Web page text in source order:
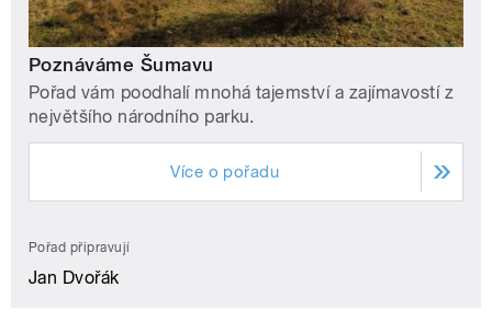
Poznáváme Šumavu
Pořad vám poodhalí mnohá tajemství a zajímavostí z
největšího národního parku.
Více o pořadu
Pořad připravují
Jan Dvořák